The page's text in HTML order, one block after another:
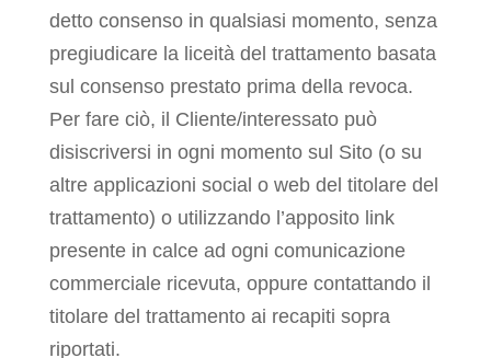
detto consenso in qualsiasi momento, senza
pregiudicare la liceità del trattamento basata
sul consenso prestato prima della revoca.
Per fare ciò, il Cliente/interessato può
disiscriversi in ogni momento sul Sito (o su
altre applicazioni social o web del titolare del
trattamento) o utilizzando l’apposito link
presente in calce ad ogni comunicazione
commerciale ricevuta, oppure contattando il
titolare del trattamento ai recapiti sopra
riportati.